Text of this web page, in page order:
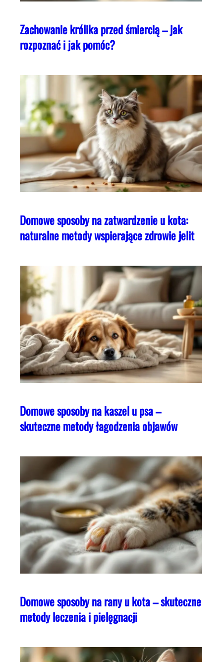
Zachowanie królika przed śmiercią – jak
rozpoznać i jak pomóc?
Domowe sposoby na zatwardzenie u kota:
naturalne metody wspierające zdrowie jelit
Domowe sposoby na kaszel u psa –
skuteczne metody łagodzenia objawów
Domowe sposoby na rany u kota – skuteczne
metody leczenia i pielęgnacji